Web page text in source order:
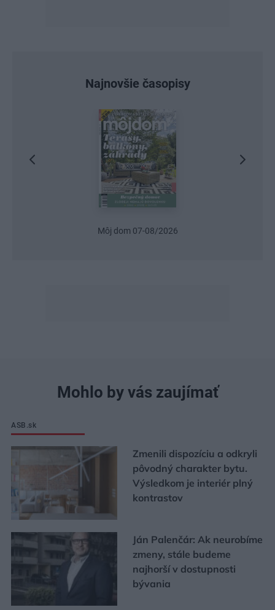
Najnovšie časopisy
Môj dom 07-08/2026
Mohlo by vás zaujímať
ASB.sk
Zmenili dispozíciu a odkryli
pôvodný charakter bytu.
Výsledkom je interiér plný
kontrastov
Ján Palenčár: Ak neurobíme
zmeny, stále budeme
najhorší v dostupnosti
bývania